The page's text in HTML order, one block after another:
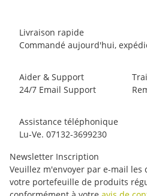
Livraison rapide
Commandé aujourd'hui,
Aider & Support
24/7 Email Support
Assistance téléphonique
Lu-Ve. 07132-3699230
Newsletter Inscription
Veuillez m'envoyer par e-mail
votre portefeuille de produits